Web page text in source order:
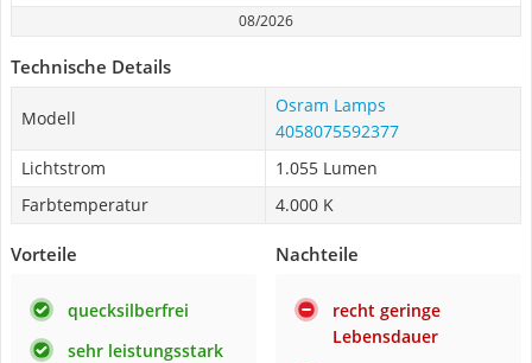
08/2026
Technische Details
Modell
Osram Lamps
‎4058075592377
Lichtstrom
1.055 Lumen
Farbtemperatur
4.000 K
Vorteile
quecksilberfrei
sehr leistungsstark
Nachteile
recht geringe
Lebensdauer